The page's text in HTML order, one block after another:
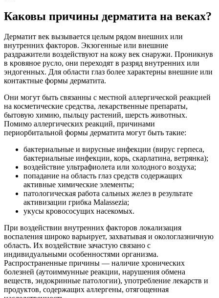
Каковы причины дерматита на веках?
Дерматит век вызывается целым рядом внешних или
внутренних факторов. Экзогенные или внешние
раздражители воздействуют на кожу век снаружи. Проникнув
в кровяное русло, они переходят в разряд внутренних или
эндогенных. Для области глаз более характерны внешние или
контактные формы дерматита.
Они могут быть связанны с местной аллергической реакцией
на косметические средства, лекарственные препараты,
бытовую химию, пыльцу растений, шерсть животных.
Помимо аллергических реакций, причинами
периорбитальной формы дерматита могут быть такие:
бактериальные и вирусные инфекции (вирус герпеса,
бактериальные инфекции, корь, скарлатина, ветрянка);
воздействие ультрафиолета или холодного воздуха;
попадание на область глаз средств содержащих
активные химические элементы;
патологическая работа сальных желез в результате
активизации грибка Malassezia;
укусы кровососущих насекомых.
При воздействии внутренних факторов локализация
воспаления широко варьирует, захватывая и окологлазничную
область. Их воздействие зачастую связано с
индивидуальными особенностями организма.
Распространенные причины — наличие хронических
болезней (аутоиммунные реакции, нарушения обмена
веществ, эндокринные патологии), употребление лекарств и
продуктов, содержащих аллергены, отягощенная